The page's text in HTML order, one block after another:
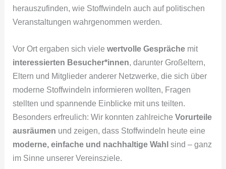
herauszufinden, wie Stoffwindeln auch auf politischen
Veranstaltungen wahrgenommen werden.
Vor Ort ergaben sich viele wertvolle Gesprächemit
interessierten Besucher*innen, darunter Großeltern,
Eltern und Mitglieder anderer Netzwerke, die sich über
moderne Stoffwindeln informieren wollten, Fragen
stellten und spannende Einblicke mit uns teilten.
Besonders erfreulich: Wir konnten zahlreiche Vorurteile
ausräumen und zeigen, dass Stoffwindeln heute eine
moderne, einfache und nachhaltige Wahl sind – ganz
im Sinne unserer Vereinsziele.